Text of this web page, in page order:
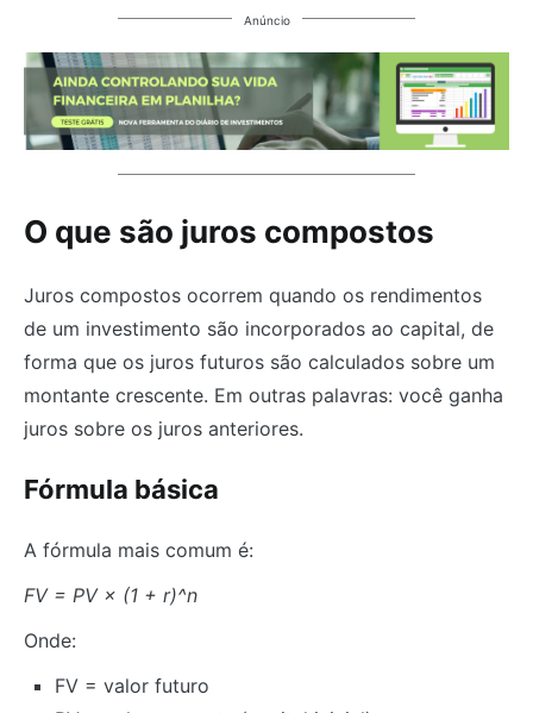
Anúncio
O que são juros compostos
Juros compostos ocorrem quando os rendimentos
de um investimento são incorporados ao capital, de
forma que os juros futuros são calculados sobre um
montante crescente. Em outras palavras: você ganha
juros sobre os juros anteriores.
Fórmula básica
A fórmula mais comum é:
FV = PV × (1 + r)^n
Onde:
FV = valor futuro